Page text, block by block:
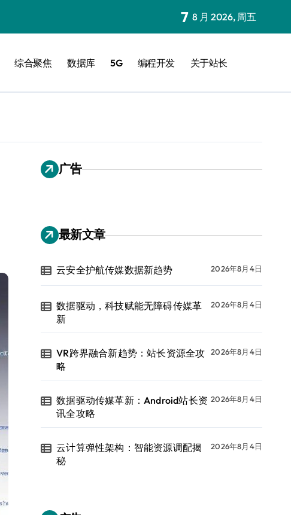
7 8 月 2026, 周五
综合聚焦 数据库 5G 编程开发 关于站长
广告
最新文章
云安全护航传媒数据新趋势 2026年8月4日
数据驱动，科技赋能无障碍传媒革
新
2026年8月4日
VR跨界融合新趋势：站长资源全攻
略
2026年8月4日
数据驱动传媒革新：Android站长资
讯全攻略
2026年8月4日
云计算弹性架构：智能资源调配揭
秘
2026年8月4日